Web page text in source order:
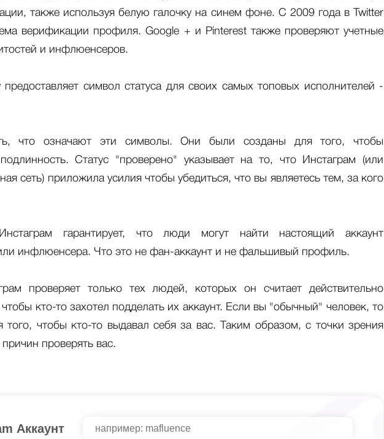
также используя белую галочку на синем фоне. С 2009 года в Twitter
верификации профиля. Google + и Pinterest также проверяют учетные
и инфлюенсеров.
символ статуса для своих самых топовых исполнителей -
что означают эти символы. Они были созданы для того, чтобы
Статус "проверено" указывает на то, что Инстаграм (или
сеть) приложила усилия чтобы убедиться, что вы являетесь тем, за кого
гарантирует, что люди могут найти настоящий аккаунт
инфлюенсера. Что это не фан-аккаунт и не фальшивый профиль.
проверяет только тех людей, которых он считает действительно
кто-то захотел подделать их аккаунт. Если вы "обычный" человек, то
того, чтобы кто-то выдавал себя за вас. Таким образом, с точки зрения
проверять вас.
Аккаунт